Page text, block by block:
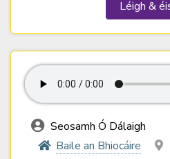
Léigh &
Seosamh Ó Dálaigh
Baile an Bhiocáire